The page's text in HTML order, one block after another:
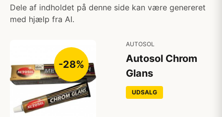
Dele af indholdet på denne side kan være genereret
med hjælp fra AI.
-28%
AUTOSOL
Autosol Chrom
Glans
UDSALG